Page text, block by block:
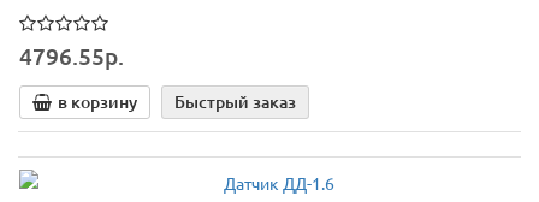
4796.55р.
в корзину Быстрый заказ